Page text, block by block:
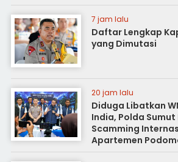
7 jam lalu
Daftar Lengkap
yang Dimutasi
20 jam lalu
Diduga Libatkan
India, Polda
Scamming
Apartemen